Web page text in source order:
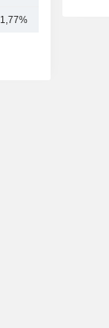
1,77%